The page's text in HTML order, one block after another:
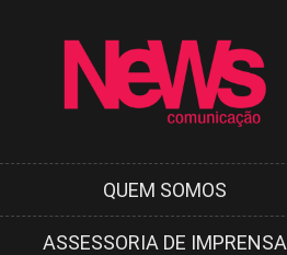
QUEM SOMOS
ASSESSORIA DE IMPRENSA